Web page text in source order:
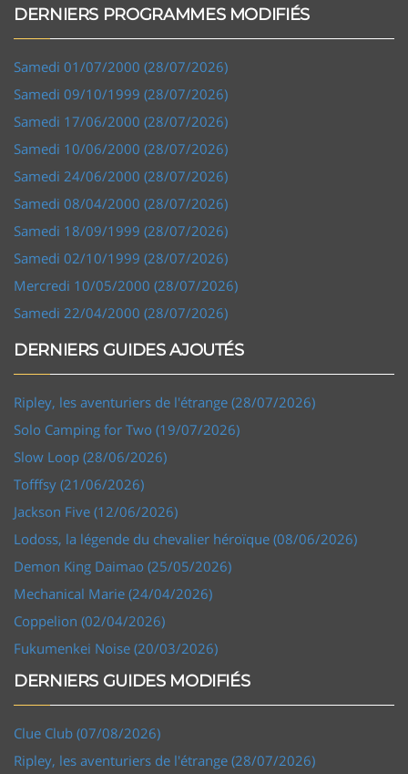
DERNIERS PROGRAMMES MODIFIÉS
Samedi 01/07/2000 (28/07/2026)
Samedi 09/10/1999 (28/07/2026)
Samedi 17/06/2000 (28/07/2026)
Samedi 10/06/2000 (28/07/2026)
Samedi 24/06/2000 (28/07/2026)
Samedi 08/04/2000 (28/07/2026)
Samedi 18/09/1999 (28/07/2026)
Samedi 02/10/1999 (28/07/2026)
Mercredi 10/05/2000 (28/07/2026)
Samedi 22/04/2000 (28/07/2026)
DERNIERS GUIDES AJOUTÉS
Ripley, les aventuriers de l'étrange (28/07/2026)
Solo Camping for Two (19/07/2026)
Slow Loop (28/06/2026)
Tofffsy (21/06/2026)
Jackson Five (12/06/2026)
Lodoss, la légende du chevalier héroïque (08/06/2026)
Demon King Daimao (25/05/2026)
Mechanical Marie (24/04/2026)
Coppelion (02/04/2026)
Fukumenkei Noise (20/03/2026)
DERNIERS GUIDES MODIFIÉS
Clue Club (07/08/2026)
Ripley, les aventuriers de l'étrange (28/07/2026)